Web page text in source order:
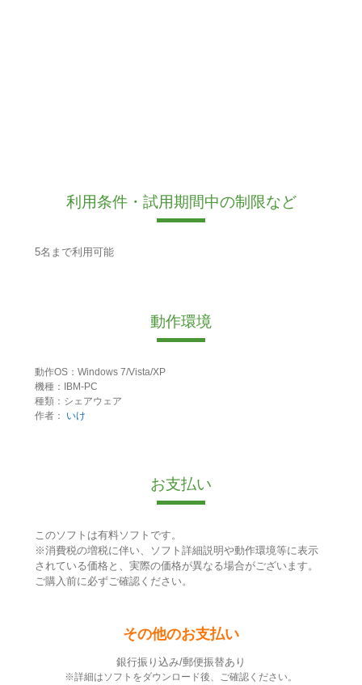
利用条件・試用期間中の制限など
5名まで利用可能
動作環境
動作OS：Windows 7/Vista/XP
機種：IBM-PC
種類：シェアウェア
作者：
いけ
お支払い
このソフトは有料ソフトです。
※消費税の増税に伴い、ソフト詳細説明や動作環境等に表示
されている価格と、実際の価格が異なる場合がございます。
ご購入前に必ずご確認ください。
その他のお支払い
銀行振り込み/郵便振替あり
※詳細はソフトをダウンロード後、ご確認ください。